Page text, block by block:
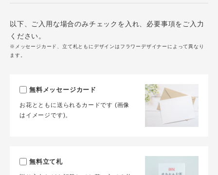
以下、ご入用な場合のみチェックを入れ、必要事項をご入力
ください。
※メッセージカード、立て札ともにデザインはフラワーデザイナーによって異なり
ます。
無料メッセージカード
お花とともに送られるカードです (画像
はイメージです)。
無料立て札